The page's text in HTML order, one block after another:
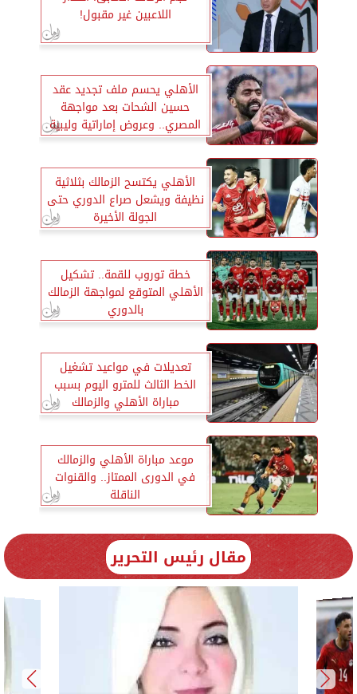
اللاعبين غير مقبول!
الأهلي يحسم ملف تجديد عقد
حسين الشحات بعد مواجهة
المصري.. وعروض إماراتية وليبية
تلاحقه
الأهلي يكتسح الزمالك بثلاثية
نظيفة ويشعل صراع الدوري حتى
الجولة الأخيرة
خطة توروب للقمة.. تشكيل
الأهلي المتوقع لمواجهة الزمالك
بالدوري
تعديلات في مواعيد تشغيل
الخط الثالث للمترو اليوم بسبب
مباراة الأهلي والزمالك
موعد مباراة الأهلي والزمالك
في الدورى الممتاز.. والقنوات
الناقلة
مقال رئيس التحرير